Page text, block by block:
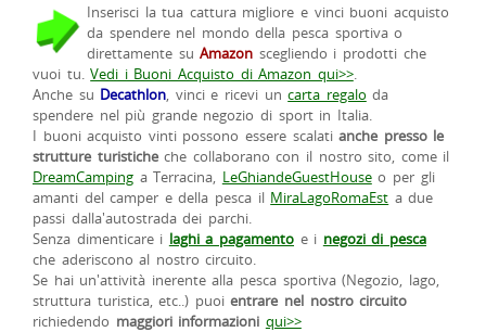
Inserisci la tua cattura migliore e vinci buoni acquisto
da spendere nel mondo della pesca sportiva o
direttamente suAmazon scegliendo i prodotti che
vuoi tu.Vedi i Buoni Acquisto di Amazon qui>>.
Anche su Decathlon, vinci e ricevi uncarta regalo da
spendere nel più grande negozio di sport in Italia.
I buoni acquisto vinti possono essere scalatianche presso le
strutture turisticheche collaborano con il nostro sito, come il
DreamCamping a Terracina, LeGhiandeGuestHouseo per gli
amanti del camper e della pesca il MiraLagoRomaEst a due
passi dalla'autostrada dei parchi.
Senza dimenticare i laghi a pagamento e i negozi di pesca
che aderiscono al nostro circuito.
Se hai un'attività inerente alla pesca sportiva (Negozio, lago,
struttura turistica, etc..) puoientrare nel nostro circuito
richiedendo maggiori informazioni qui>>